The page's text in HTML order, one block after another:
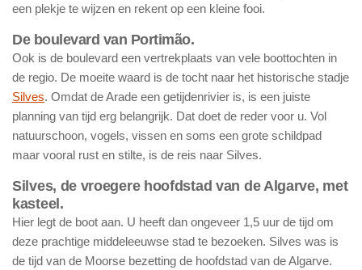
een plekje te wijzen en rekent op een kleine fooi.
De boulevard van Portimão.
Ook is de boulevard een vertrekplaats van vele boottochten in
de regio. De moeite waard is de tocht naar het historische stadje
Silves. Omdat de Arade een getijdenrivier is, is een juiste
planning van tijd erg belangrijk. Dat doet de reder voor u. Vol
natuurschoon, vogels, vissen en soms een grote schildpad
maar vooral rust en stilte, is de reis naar Silves.
Silves, de vroegere hoofdstad van de Algarve, met
kasteel.
Hier legt de boot aan. U heeft dan ongeveer 1,5 uur de tijd om
deze prachtige middeleeuwse stad te bezoeken. Silves was is
de tijd van de Moorse bezetting de hoofdstad van de Algarve.